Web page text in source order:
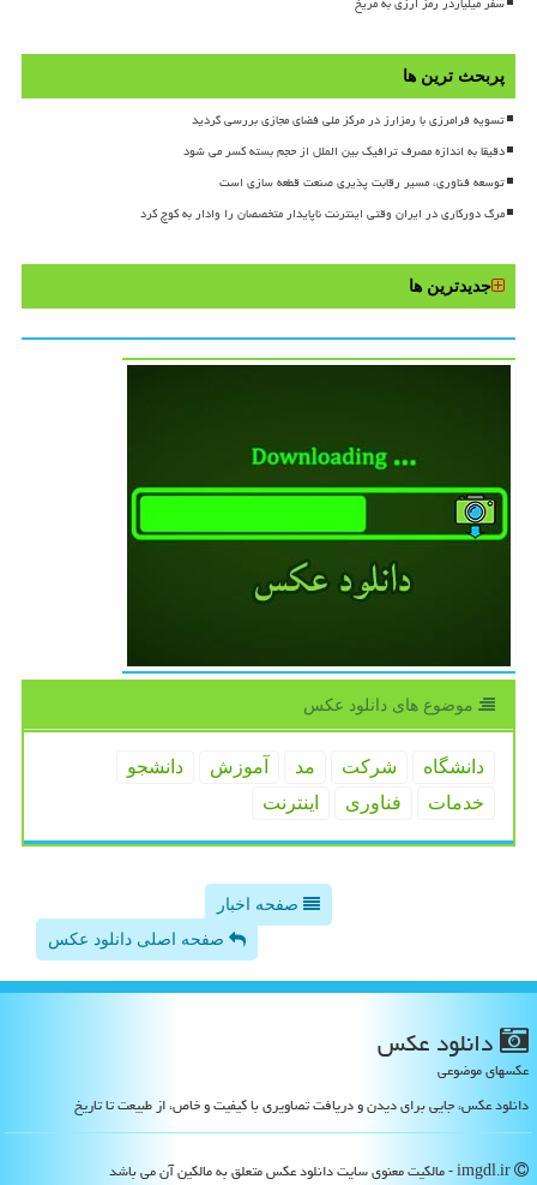
پربحث ترین ها
تسویه فرامرزی با رمزارز در مرکز ملی فضای مجازی بررسی گردید
دقیقا به اندازه مصرف ترافیک بین الملل از حجم بسته کسر می شود
توسعه فناوری، مسیر رقابت پذیری صنعت قطعه سازی است
مرگ دورکاری در ایران وقتی اینترنت ناپایدار متخصصان را وادار به کوچ کرد
جدیدترین ها
موضوع های دانلود عكس
دانشگاه شركت مد آموزش
دانشجو
خدمات
فناوری اینترنت
صفحه اخبار
صفحه اصلی دانلود عکس
دانلود عكس
عکسهای موضوعی
دانلود عکس، جایی برای دیدن و دریافت تصاویری با کیفیت و خاص، از طبیعت تا تاریخ